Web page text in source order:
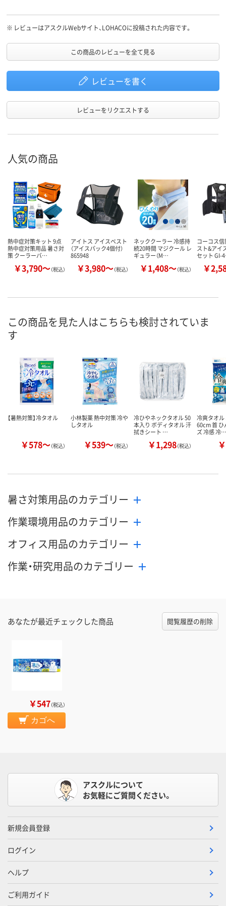
※ レビューはアスクルWebサイト、LOHACOに投稿された内容です。
この商品のレビューを全て見る
レビューを書く
レビューをリクエストする
人気の商品
熱中症対策キット 9点
熱中症対策用品 暑さ対
策 クーラーバ…
￥3,790～（税込）
アイトス アイスベスト
（アイスパック4個付）
865948
￥3,980～（税込）
ネッククーラー 冷感持
続20時間 マジクール レ
ギュラー（M…
￥1,408～（税込）
コーコス
スト&アイ
セット GI-
￥
この商品を見た人はこちらも検討されていま
す
【暑熱対策】冷タオル
￥578～（税込）
小林製薬 熱中対策 冷や
しタオル
￥539～（税込）
冷ひやネックタオル 50
本入り ボディタオル 汗
拭きシート …
￥1,298（税込）
冷爽タオル
60cm 首
ズ 冷感 冷…
暑さ対策用品のカテゴリー
作業環境用品のカテゴリー
オフィス用品のカテゴリー
作業・研究用品のカテゴリー
あなたが最近チェックした商品 閲覧履歴の削除
￥547（税込）
カゴへ
アスクルについて
お気軽にご質問ください。
新規会員登録
ログイン
ヘルプ
ご利用ガイド